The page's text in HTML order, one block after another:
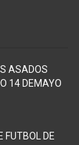
ASADOS
14 DEMAYO
FUTBOL DE